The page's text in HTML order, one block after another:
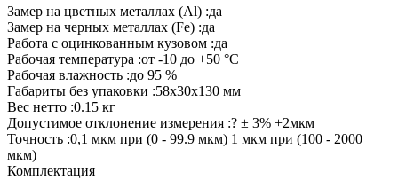
Замер на цветных металлах (Al) :да
Замер на черных металлах (Fe) :да
Работа с оцинкованным кузовом :да
Рабочая температура :от -10 до +50 °С
Рабочая влажность :до 95 %
Габариты без упаковки :58x30x130 мм
Вес нетто :0.15 кг
Допустимое отклонение измерения :? ± 3% +2мкм
Точность :0,1 мкм при (0 - 99.9 мкм) 1 мкм при (100 - 2000
мкм)
Комплектация